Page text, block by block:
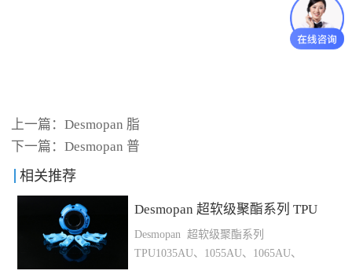
上一篇： Desmopan 脂
下一篇： Desmopan 普
相关推荐
Desmopan 超软级聚酯系列 TPU
Desmopan 超软级聚酯系列
TPU1035AU、1055AU、1065AU、